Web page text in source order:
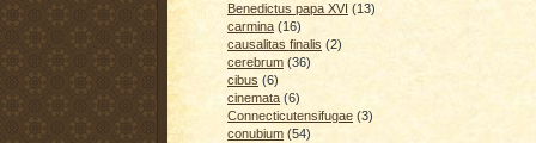
Benedictus papa XVI (13)
carmina (16)
causalitas finalis (2)
cerebrum (36)
cibus (6)
cinemata (6)
Connecticutensifugae (3)
conubium (54)